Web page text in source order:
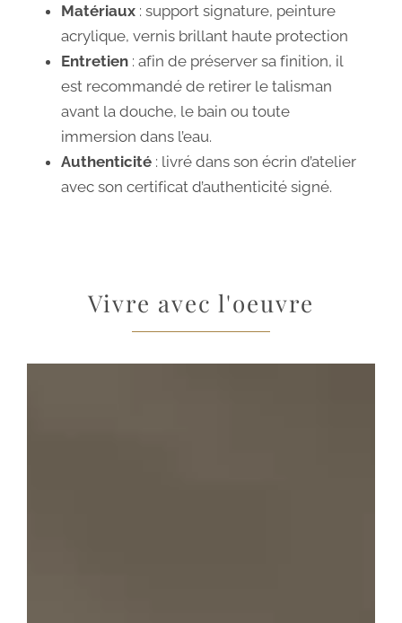
Matériaux : support signature, peinture
acrylique, vernis brillant haute protection
Entretien : afin de préserver sa finition, il
est recommandé de retirer le talisman
avant la douche, le bain ou toute
immersion dans l’eau.
Authenticité : livré dans son écrin d’atelier
avec son certificat d’authenticité signé.
Vivre avec l'oeuvre